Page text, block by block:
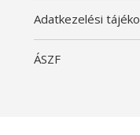
Adatkezelési
ÁSZF